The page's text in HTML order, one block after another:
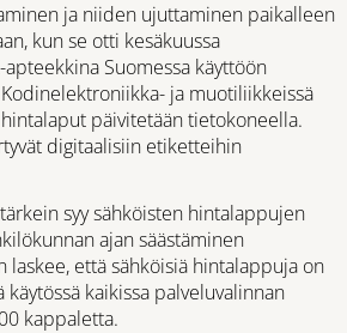
ja niiden ujuttaminen paikalleen
kun se otti kesäkuussa
Suomessa käyttöön
ja muotiliikkeissä
päivitetään tietokoneella.
digitaalisiin etiketteihin
syy sähköisten hintalappujen
ajan säästäminen
laskee, että sähköisiä hintalappuja on
käytössä kaikissa palveluvalinnan
kappaletta.